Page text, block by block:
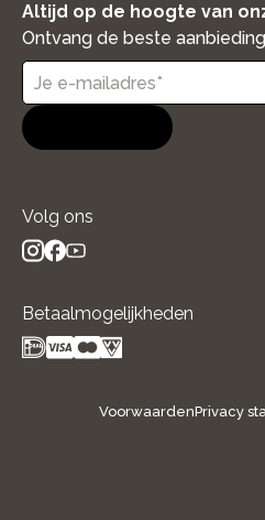
Altijd op de hoogte van
Ontvang de beste
Volg ons
Betaalmogelijkheden
VoorwaardenPrivacy